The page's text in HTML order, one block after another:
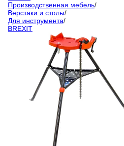
Производственная мебель/
Верстаки и столы/
Для инструмента/
BREXIT